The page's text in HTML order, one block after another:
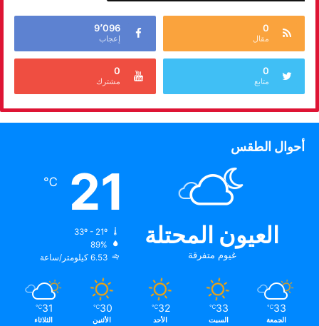
0
مقال
9٬096
إعجاب
0
متابع
0
مشترك
أحوال الطقس
العيون المحتلة
غيوم متفرقة
21
℃
89%
6.53 كيلومتر/ساعة
33
℃
الجمعة
33
℃
السبت
32
℃
الأحد
30
℃
الأثنين
31
℃
الثلاثاء